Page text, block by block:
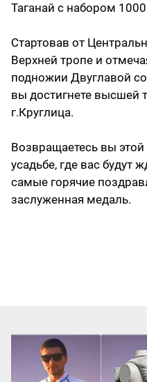
Таганай с набором
Стартовав от
Верхней тропе и
подножии Двуглавой
вы достигнете высшей
г.Круглица.
Возвращаетесь вы
усадьбе, где вас будут
самые горячие
заслуженная медаль.